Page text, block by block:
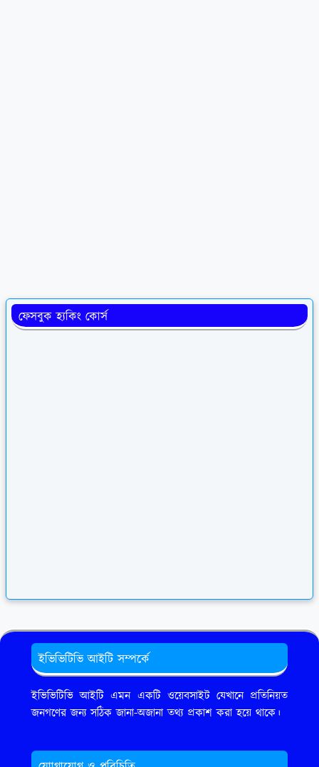
ফেসবুক হ্যকিং কোর্স
ইভিভিটিভি আইটি সম্পর্কে
ইভিভিটিভি আইটি এমন একটি ওয়েবসাইট যেখানে প্রতিনিয়ত
জনগণের জন্য সঠিক জানা-অজানা তথ্য প্রকাশ করা হয়ে থাকে।